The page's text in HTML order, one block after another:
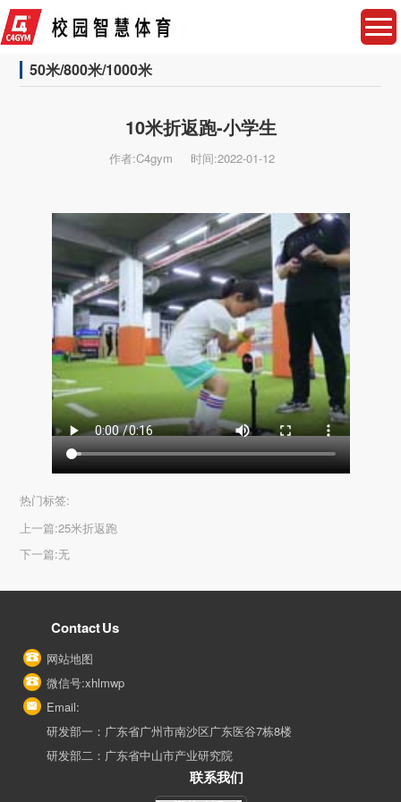
50米/800米/1000米
10米折返跑-小学生
作者:C4gym 时间:2022-01-12
热门标签:
上一篇:25米折返跑
下一篇:无
Contact Us
网站地图
微信号:xhlmwp
Email:
研发部一：广东省广州市南沙区广东医谷7栋8楼
研发部二：广东省中山市产业研究院
联系我们